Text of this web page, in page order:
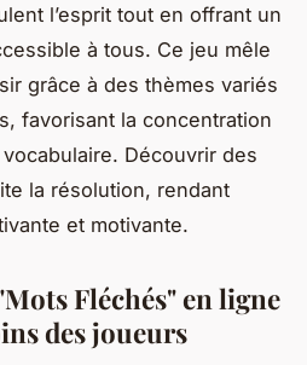
l’esprit tout en offrant un
à tous. Ce jeu mêle
grâce à des thèmes variés
favorisant la concentration
Découvrir des
la résolution, rendant
et motivante.
Fléchés" en ligne
des joueurs